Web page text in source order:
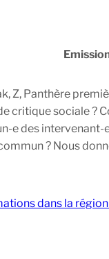
Z, Panthère
critique sociale ?
e des
? Nous
dans la